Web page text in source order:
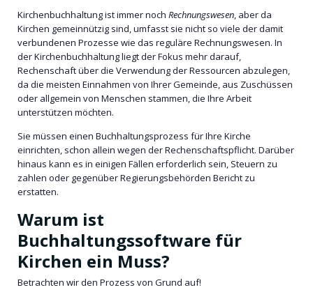
Kirchenbuchhaltung ist immer noch Rechnungswesen, aber da
Kirchen gemeinnützig sind, umfasst sie nicht so viele der damit
verbundenen Prozesse wie das reguläre Rechnungswesen. In
der Kirchenbuchhaltung liegt der Fokus mehr darauf,
Rechenschaft über die Verwendung der Ressourcen abzulegen,
da die meisten Einnahmen von Ihrer Gemeinde, aus Zuschüssen
oder allgemein von Menschen stammen, die Ihre Arbeit
unterstützen möchten.
Sie müssen einen Buchhaltungsprozess für Ihre Kirche
einrichten, schon allein wegen der Rechenschaftspflicht. Darüber
hinaus kann es in einigen Fällen erforderlich sein, Steuern zu
zahlen oder gegenüber Regierungsbehörden Bericht zu
erstatten.
Warum ist
Buchhaltungssoftware für
Kirchen ein Muss?
Betrachten wir den Prozess von Grund auf!